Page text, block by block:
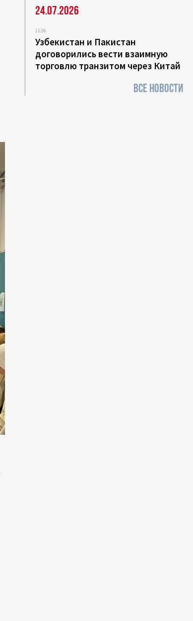
24.07.2026
11:26
Узбекистан и Пакистан
договорились вести взаимную
торговлю транзитом через Китай
ВСЕ НОВОСТИ